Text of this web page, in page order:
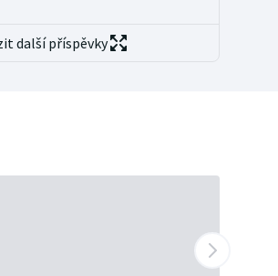
zvítězily nad Rumunskem i ve
vstoupili vítězně
další příspěvky